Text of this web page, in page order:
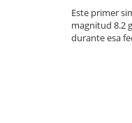
Este primer
magnitud 8.2
durante esa